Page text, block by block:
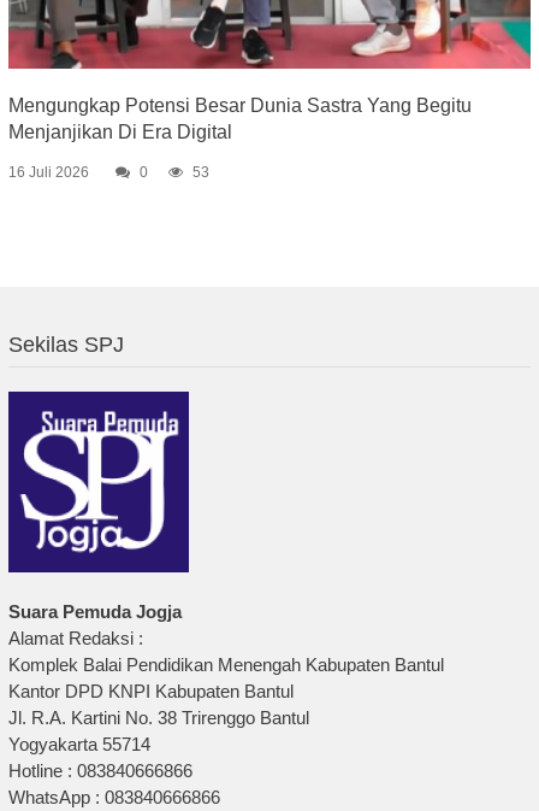
Mengungkap Potensi Besar Dunia Sastra Yang Begitu
Menjanjikan Di Era Digital
16 Juli 2026 0 53
Sekilas SPJ
Suara Pemuda Jogja
Alamat Redaksi :
Komplek Balai Pendidikan Menengah Kabupaten Bantul
Kantor DPD KNPI Kabupaten Bantul
Jl. R.A. Kartini No. 38 Trirenggo Bantul
Yogyakarta 55714
Hotline : 083840666866
WhatsApp : 083840666866